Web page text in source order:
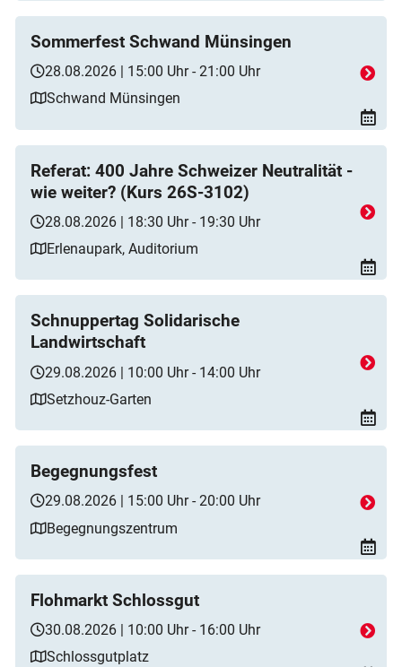
Sommerfest Schwand Münsingen
28.08.2026 | 15:00 Uhr - 21:00 Uhr
Schwand Münsingen
Referat: 400 Jahre Schweizer Neutralität -
wie weiter? (Kurs 26S-3102)
28.08.2026 | 18:30 Uhr - 19:30 Uhr
Erlenaupark, Auditorium
Schnuppertag Solidarische
Landwirtschaft
29.08.2026 | 10:00 Uhr - 14:00 Uhr
Setzhouz-Garten
Begegnungsfest
29.08.2026 | 15:00 Uhr - 20:00 Uhr
Begegnungszentrum
Flohmarkt Schlossgut
30.08.2026 | 10:00 Uhr - 16:00 Uhr
Schlossgutplatz